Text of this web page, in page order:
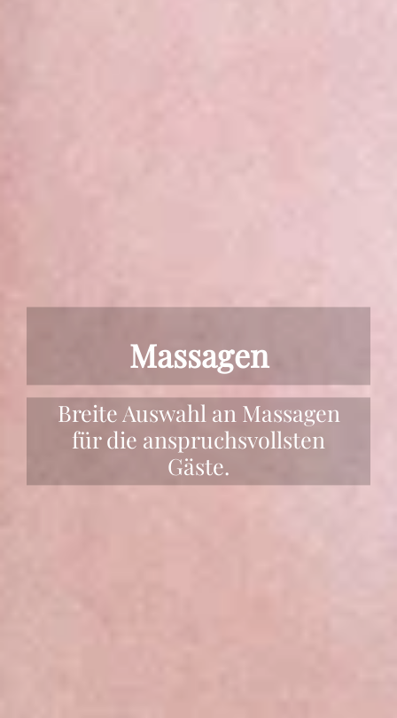
Massagen
Breite Auswahl an Massagen
für die anspruchsvollsten
Gäste.